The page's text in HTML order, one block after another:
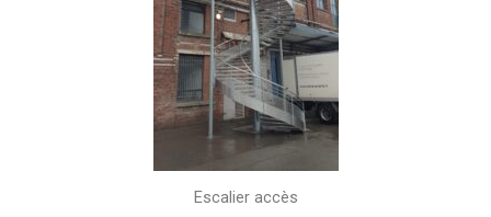
Escalier accès